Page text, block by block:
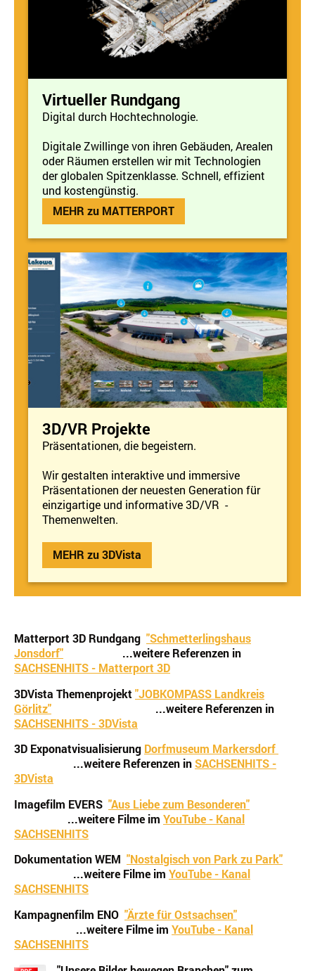
Virtueller Rundgang
Digital durch Hochtechnologie.
Digitale Zwillinge von ihren Gebäuden, Arealen
oder Räumen erstellen wir mit Technologien
der globalen Spitzenklasse. Schnell, effizient
und kostengünstig.
MEHR zu MATTERPORT
3D/VR Projekte
Präsentationen, die begeistern.
Wir gestalten interaktive und immersive
Präsentationen der neuesten Generation für
einzigartige und informative 3D/VR -
Themenwelten.
MEHR zu 3DVista
Matterport 3D Rundgang "Schmetterlingshaus
Jonsdorf"
...weitere Referenzen in
SACHSENHITS - Matterport 3D
3DVista Themenprojekt "JOBKOMPASS Landkreis
Görlitz"
...weitere Referenzen in
SACHSENHITS - 3DVista
3D Exponatvisualisierung Dorfmuseum Markersdorf
...weitere Referenzen in SACHSENHITS -
3DVista
Imagefilm EVERS "Aus Liebe zum Besonderen"
...weitere Filme im YouTube - Kanal
SACHSENHITS
Dokumentation WEM "Nostalgisch von Park zu Park"
...weitere Filme im YouTube - Kanal
SACHSENHITS
Kampagnenfilm ENO "Ärzte für Ostsachsen"
...weitere Filme im YouTube - Kanal
SACHSENHITS